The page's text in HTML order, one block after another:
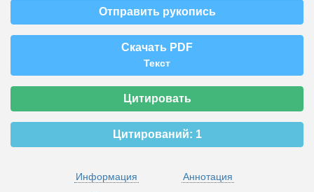
Отправить рукопись
Скачать PDF
Текст
Цитировать
Цитирований: 1
Информация
Аннотация